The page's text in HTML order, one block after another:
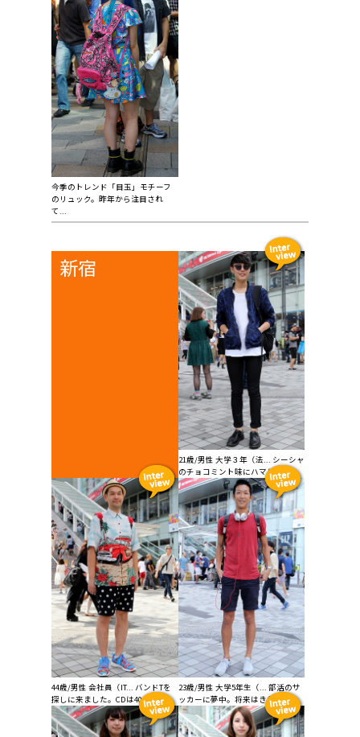
今季のトレンド「目玉」モチーフ
のリュック。昨年から注目され
て...
新宿
21歳/男性 大学３年（法... シーシャ
のチョコミント味にハマり中。...
44歳/男性 会社員（IT... バンドTを
探しに来ました。CDは40...
23歳/男性 大学5年生（... 部活のサ
ッカーに夢中。将来はきれいな...